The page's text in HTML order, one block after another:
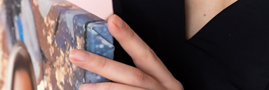
Ваш город:
Ваш регион доставки
Выберите из списка: